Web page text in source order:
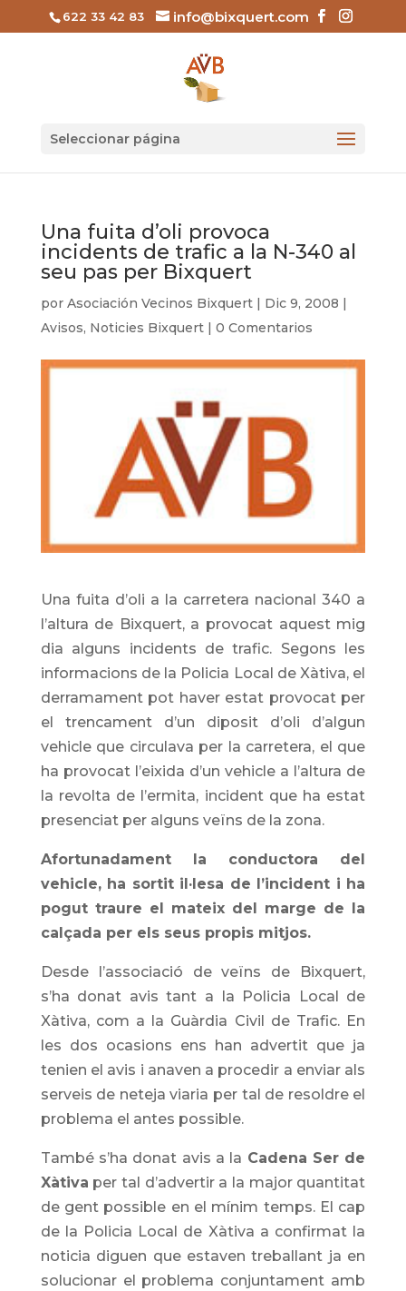
622 33 42 83 info@bixquert.com
Seleccionar página
Una fuita d’oli provoca
incidents de trafic a la N-340 al
seu pas per Bixquert
por Asociación Vecinos Bixquert| Dic 9, 2008 |
Avisos, Noticies Bixquert| 0 Comentarios
Una fuita d’oli a la carretera nacional 340 a
l’altura de Bixquert, a provocat aquest mig
dia alguns incidents de trafic. Segons les
informacions de la Policia Local de Xàtiva, el
derramament pot haver estat provocat per
el trencament d’un diposit d’oli d’algun
vehicle que circulava per la carretera, el que
ha provocat l’eixida d’un vehicle a l’altura de
la revolta de l’ermita, incident que ha estat
presenciat per alguns veïns de la zona.
Afortunadament la conductora del
vehicle, ha sortit il·lesa de l’incident i ha
pogut traure el mateix del marge de la
calçada per els seus propis mitjos.
Desde l’associació de veïns de Bixquert,
s’ha donat avis tant a la Policia Local de
Xàtiva, com a la Guàrdia Civil de Trafic. En
les dos ocasions ens han advertit que ja
tenien el avis i anaven a procedir a enviar als
serveis de neteja viaria per tal de resoldre el
problema el antes possible.
També s’ha donat avis a la Cadena Ser de
Xàtiva per tal d’advertir a la major quantitat
de gent possible en el mínim temps. El cap
de la Policia Local de Xàtiva a confirmat la
noticia diguen que estaven treballant ja en
solucionar el problema conjuntament amb